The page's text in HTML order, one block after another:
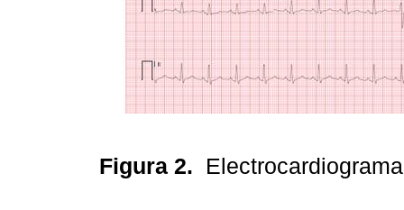
Figura 2.